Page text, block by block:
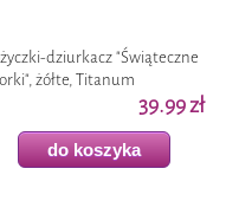
dziurkacz "Świąteczne
żółte, Titanum
39.99 zł
do koszyka